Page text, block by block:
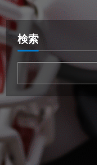
検索